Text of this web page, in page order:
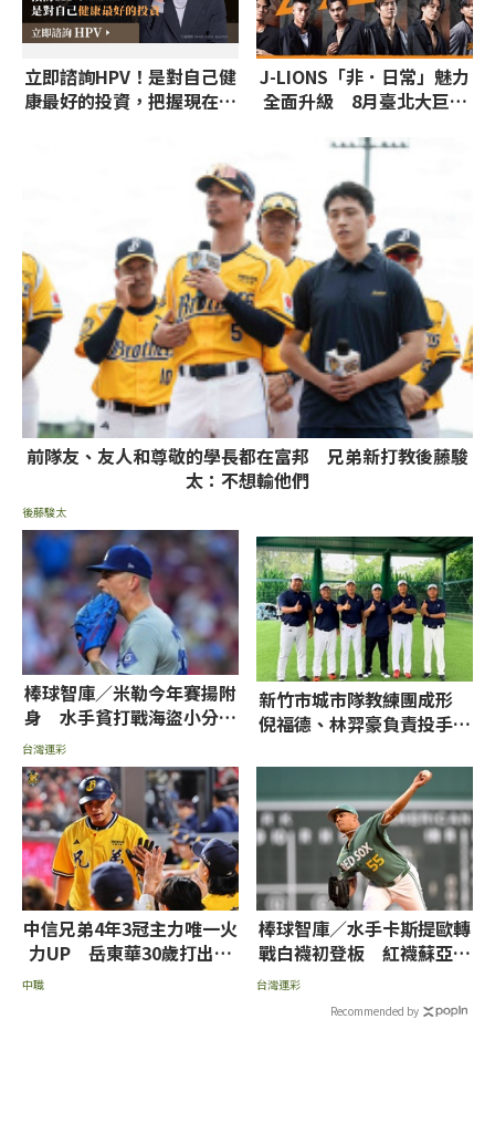
立即諮詢HPV！是對自己健
康最好的投資，把握現在不
J-LIONS「非．日常」魅力
全面升級 8月臺北大巨蛋
前隊友、友人和尊敬的學長都在富邦 兄弟新打教後藤駿
太：不想輸他們
後藤駿太
棒球智庫／米勒今年賽揚附
身 水手貧打戰海盜小分首
台灣運彩
新竹市城市隊教練團成形
倪福德、林羿豪負責投手部
中信兄弟4年3冠主力唯一火
力UP 岳東華30歲打出生
中職
棒球智庫／水手卡斯提歐轉
戰白襪初登板 紅襪蘇亞雷
茲挨轟率低推薦讓分
台灣運彩
Recommended by